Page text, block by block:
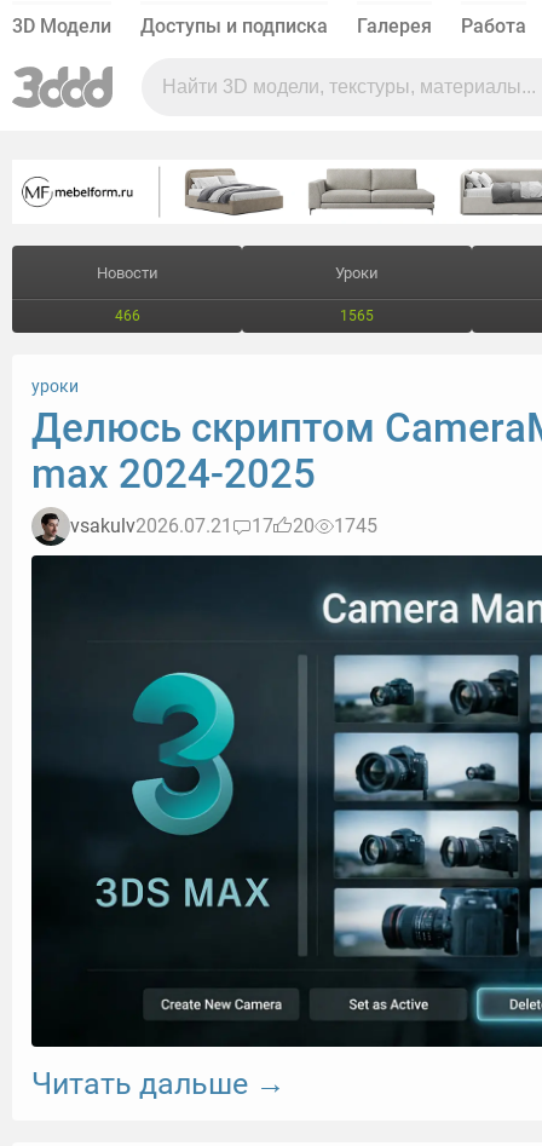
3D Модели Доступы и подписка Галерея Работа
Новости
466
Уроки
1565
уроки
Делюсь скриптом
max 2024-2025
vsakulv2026.07.21 17 20 1745
Читать дальше →